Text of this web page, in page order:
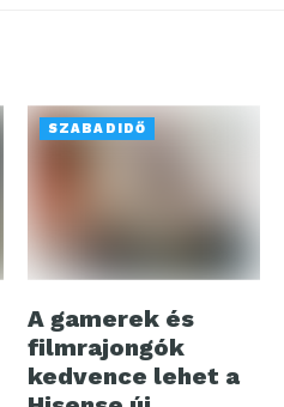
SZABADIDŐ
A gamerek és
filmrajongók
kedvence lehet a